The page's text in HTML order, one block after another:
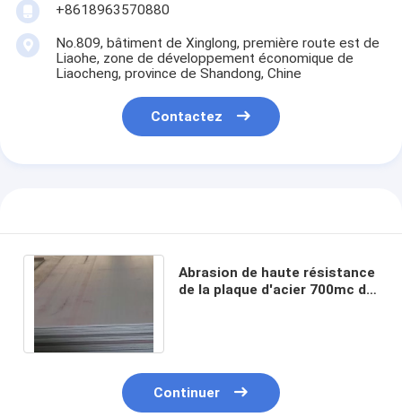
+8618963570880
No.809, bâtiment de Xinglong, première route est de
Liaohe, zone de développement économique de
Liaocheng, province de Shandong, Chine
Contactez
Abrasion de haute résistance
de la plaque d'acier 700mc de
Continuer